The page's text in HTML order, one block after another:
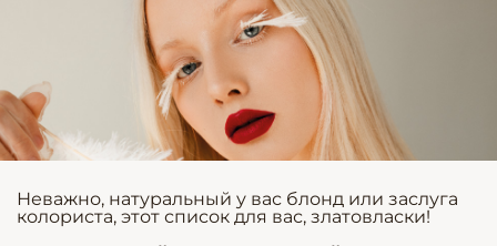
Неважно, натуральный у вас блонд или заслуга
колориста, этот список для вас, златовласки!